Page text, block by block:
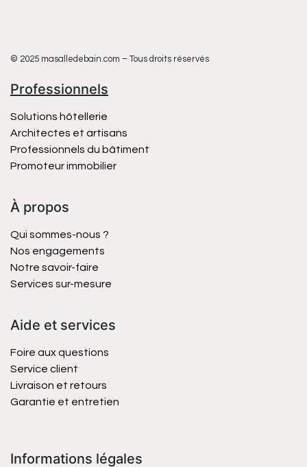
© 2025 masalledebain.com – Tous droits réservés
Professionnels
Solutions hôtellerie
Architectes et artisans
Professionnels du bâtiment
Promoteur immobilier
À propos
Qui sommes-nous ?
Nos engagements
Notre savoir-faire
Services sur-mesure
Aide et services
Foire aux questions
Service client
Livraison et retours
Garantie et entretien
Informations légales